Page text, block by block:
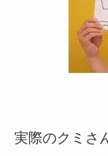
実際のクミさ